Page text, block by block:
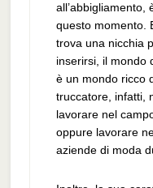
all’abbigliamento,
questo momento.
trova una nicchia
inserirsi, il mondo
è un mondo ricco
truccatore, infatti,
lavorare nel
oppure lavorare
aziende di moda